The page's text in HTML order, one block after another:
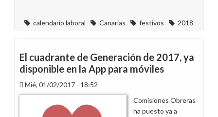
calendario laboral Canarias festivos 2018
El cuadrante de Generación de 2017, ya
disponible en la App para móviles
Mié, 01/02/2017 - 18:52
Comisiones Obreras
ha puesto ya a